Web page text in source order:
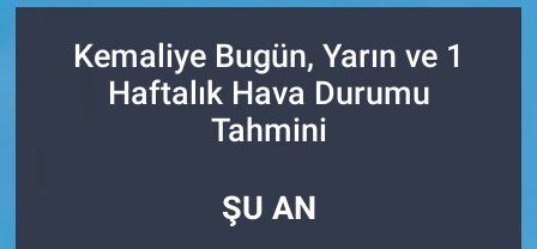
Kemaliye Bugün, Yarın ve 1
Haftalık Hava Durumu
Tahmini
ŞU AN
Kültür & Sanat
Tüm Manşetler
Son Dakika Haberleri